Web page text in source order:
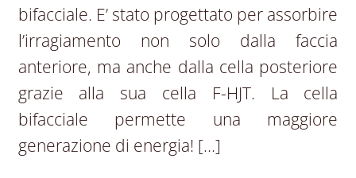
bifacciale. E’ stato progettato per assorbire
l’irragiamento non solo dalla faccia
anteriore, ma anche dalla cella posteriore
grazie alla sua cella F-HJT. La cella
bifacciale permette una maggiore
generazione di energia! […]